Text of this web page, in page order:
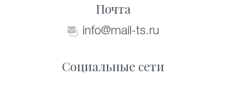
Почта
info@mail-ts.ru
Социальные сети